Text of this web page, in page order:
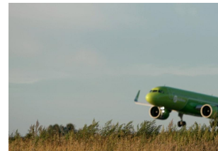
Воздушное судно получило
обслуживание и дозаправку. Его
Ранее самолёт новосибирской